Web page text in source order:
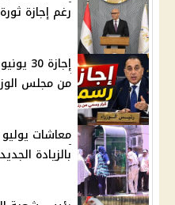
رغم إجازة ثورة 30 يونيو دون تعديل الجدول
من مجلس
بالزيادة